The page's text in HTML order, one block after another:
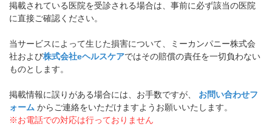
掲載されている医院を受診される場合は、事前に必ず該当の医院
に直接ご確認ください。
当サービスによって生じた損害について、ミーカンパニー株式会
社および株式会社eヘルスケアではその賠償の責任を一切負わない
ものとします。
掲載情報に誤りがある場合には、お手数ですが、
お問い合わせフ
ォーム からご連絡をいただけますようお願いいたします。
※お電話での対応は行っておりません